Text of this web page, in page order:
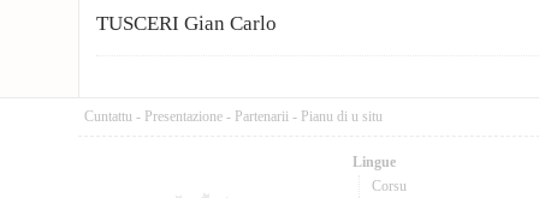
TUSCERI Gian Carlo
Cuntattu - Presentazione - Partenarii - Pianu di u situ
Lingue
Corsu